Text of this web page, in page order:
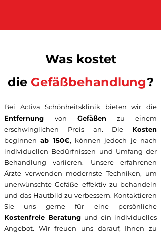
Was kostet
die Gefäßbehandlung?
Bei Activa Schönheitsklinik bieten wir die
Entfernung von Gefäßenzu einem
erschwinglichen Preis an. Die Kosten
beginnenab 150€, können jedoch je nach
individuellen Bedürfnissen und Umfang der
Behandlung variieren. Unsere erfahrenen
Ärzte verwenden modernste Techniken, um
unerwünschte Gefäße effektiv zu behandeln
und das Hautbild zu verbessern. Kontaktieren
Sie uns gerne für eine persönliche
Kostenfreie Beratung und ein individuelles
Angebot. Wir freuen uns darauf, Ihnen zu